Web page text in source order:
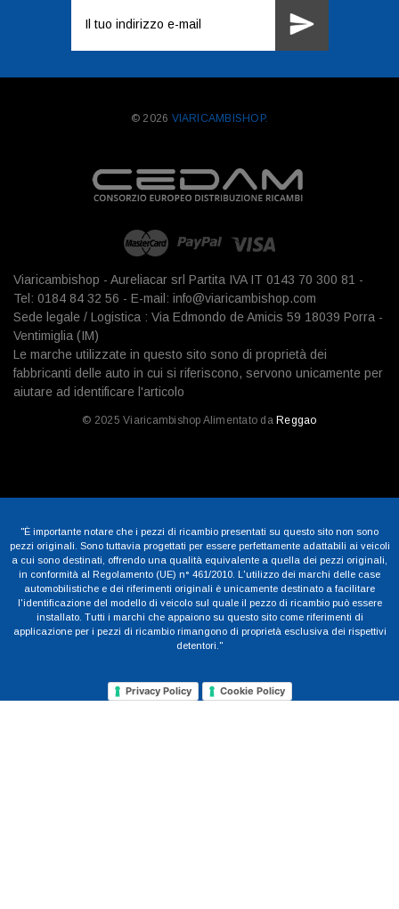
mail
© 2026 VIARICAMBISHOP.
Viaricambishop - Aureliacar srl Partita IVA IT 0143 70 300 81 -
Tel: 0184 84 32 56 - E-mail: info@viaricambishop.com
Sede legale / Logistica : Via Edmondo de Amicis 59 18039 Porra -
Ventimiglia (IM)
Le marche utilizzate in questo sito sono di proprietà dei
fabbricanti delle auto in cui si riferiscono, servono unicamente per
aiutare ad identificare l'articolo
© 2025 Viaricambishop Alimentato da Reggao
"È importante notare che i pezzi di ricambio presentati su questo sito non sono
pezzi originali. Sono tuttavia progettati per essere perfettamente adattabili ai veicoli
a cui sono destinati, offrendo una qualità equivalente a quella dei pezzi originali,
in conformità al Regolamento (UE) n° 461/2010. L'utilizzo dei marchi delle case
automobilistiche e dei riferimenti originali è unicamente destinato a facilitare
l'identificazione del modello di veicolo sul quale il pezzo di ricambio può essere
installato. Tutti i marchi che appaiono su questo sito come riferimenti di
applicazione per i pezzi di ricambio rimangono di proprietà esclusiva dei rispettivi
detentori."
Privacy Policy Cookie Policy